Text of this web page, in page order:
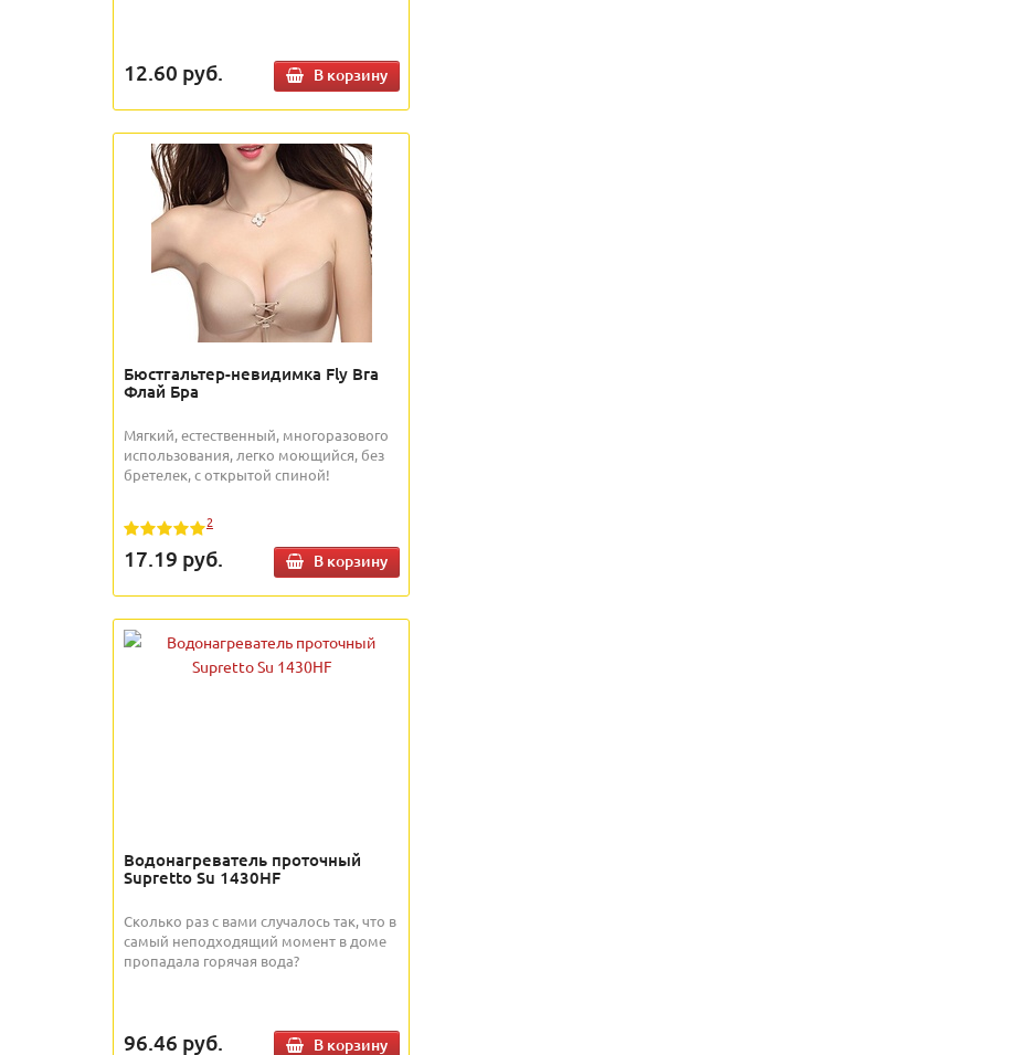
12.60 руб. В корзину
Бюстгальтер-невидимка Fly Bra
Флай Бра
Мягкий, естественный, многоразового
использования, легко моющийся, без
бретелек, с открытой спиной!
2
17.19 руб. В корзину
Водонагреватель проточный
Supretto Su 1430HF
Сколько раз с вами случалось так, что в
самый неподходящий момент в доме
пропадала горячая вода?
96.46 руб. В корзину